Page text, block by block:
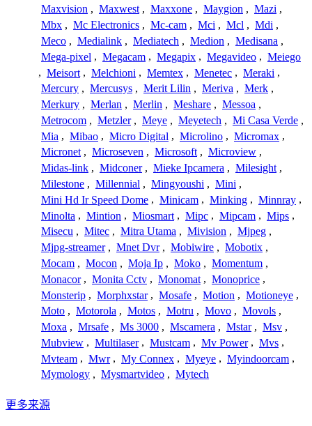
Maxvision , Maxwest , Maxxone , Maygion , Mazi ,
Mbx , Mc Electronics , Mc-cam , Mci , Mcl , Mdi ,
Meco , Medialink , Mediatech , Medion , Medisana ,
Mega-pixel , Megacam , Megapix , Megavideo , Meiego
, Meisort , Melchioni , Memtex , Menetec , Meraki ,
Mercury , Mercusys , Merit Lilin , Meriva , Merk ,
Merkury , Merlan , Merlin , Meshare , Messoa ,
Metrocom , Metzler , Meye , Meyetech , Mi Casa Verde ,
Mia , Mibao , Micro Digital , Microlino , Micromax ,
Micronet , Microseven , Microsoft , Microview ,
Midas-link , Midconer , Mieke Ipcamera , Milesight ,
Milestone , Millennial , Mingyoushi , Mini ,
Mini Hd Ir Speed Dome , Minicam , Minking , Minnray ,
Minolta , Mintion , Miosmart , Mipc , Mipcam , Mips ,
Misecu , Mitec , Mitra Utama , Mivision , Mjpeg ,
Mjpg-streamer , Mnet Dvr , Mobiwire , Mobotix ,
Mocam , Mocon , Moja Ip , Moko , Momentum ,
Monacor , Monita Cctv , Monomat , Monoprice ,
Monsterip , Morphxstar , Mosafe , Motion , Motioneye ,
Moto , Motorola , Motos , Motru , Movo , Movols ,
Moxa , Mrsafe , Ms 3000 , Mscamera , Mstar , Msv ,
Mubview , Multilaser , Mustcam , Mv Power , Mvs ,
Mvteam , Mwr , My Connex , Myeye , Myindoorcam ,
Mymology , Mysmartvideo , Mytech
更多来源